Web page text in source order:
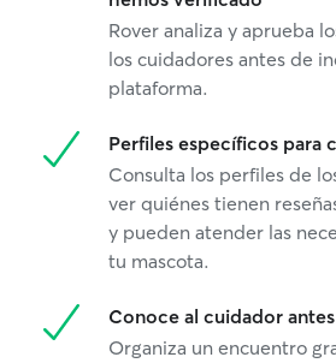
Rover analiza y aprueba
los cuidadores antes de
plataforma.
Perfiles específicos para
Consulta los perfiles de
ver quiénes tienen
y pueden atender las
tu mascota.
Conoce al cuidador
Organiza un encuentro